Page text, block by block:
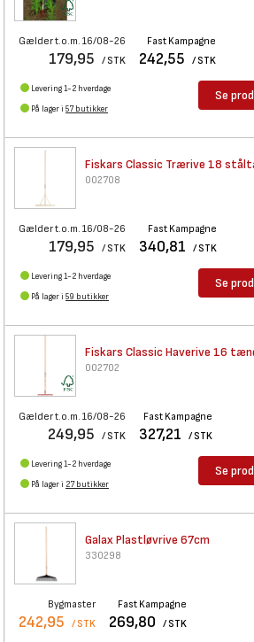
Gælder t.o.m. 16/08-26
179,95 / STK
Fast Kampagne
242,55 / STK
Levering 1-2 hverdage
På lager i 57 butikker
Se
Fiskars Classic Trærive 18
002708
Gælder t.o.m. 16/08-26
179,95 / STK
Fast Kampagne
340,81 / STK
Levering 1-2 hverdage
På lager i 59 butikker
Se
Fiskars Classic Haverive 16
002702
Gælder t.o.m. 16/08-26
249,95 / STK
Fast Kampagne
327,21 / STK
Levering 1-2 hverdage
På lager i 27 butikker
Se
Galax Plastløvrive 67cm
330298
Bygmaster
242,95 / STK
Fast Kampagne
269,80 / STK